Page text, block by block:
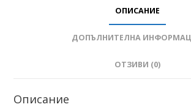
ОПИСАНИЕ
ДОПЪЛНИТЕЛНА
ОТЗИВИ (0)
Описание